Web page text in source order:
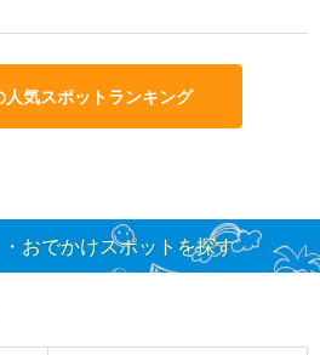
人気スポットランキング
おでかけスポットを探す